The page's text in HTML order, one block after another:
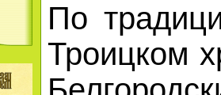
По
Троицком